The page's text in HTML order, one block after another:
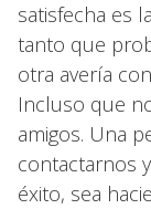
satisfecha es
tanto que
otra avería
Incluso que
amigos. Una
contactarnos
éxito, sea